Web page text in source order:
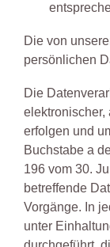
Die von
persönlichen
Die
elektronischer,
erfolgen und
Buchstabe a
196 vom 30.
betreffende
Vorgänge. In
unter